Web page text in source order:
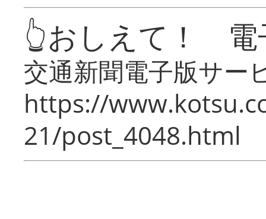
👆おしえて！ 電
交通新聞電子版サー
https://
21/post_4048.html